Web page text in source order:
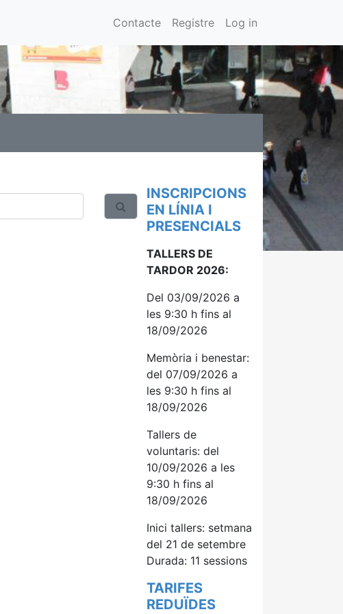
Contacte Registre Log in
INSCRIPCIONS
EN LÍNIA I
PRESENCIALS
TALLERS DE
TARDOR 2026:
Del 03/09/2026 a
les 9:30 h fins al
18/09/2026
Memòria i benestar:
del 07/09/2026 a
les 9:30 h fins al
18/09/2026
Tallers de
voluntaris: del
10/09/2026 a les
9:30 h fins al
18/09/2026
Inici tallers: setmana
del 21 de setembre
Durada: 11 sessions
TARIFES
REDUÏDES